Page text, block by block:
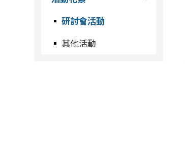
研討會活動
其他活動